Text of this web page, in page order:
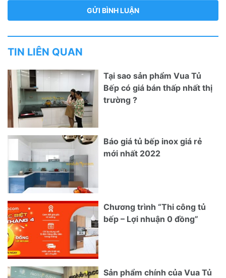
TIN LIÊN QUAN
Tại sao sản phẩm Vua Tủ
Bếp có giá bán thấp nhất thị
trường ?
Báo giá tủ bếp inox giá rẻ
mới nhất 2022
Chương trình “Thi công tủ
bếp – Lợi nhuận 0 đồng”
Sản phẩm chính của Vua Tủ